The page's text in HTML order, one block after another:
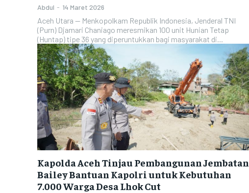
Abdul - 14 Maret 2026
Aceh Utara — Menkopolkam Republik Indonesia, Jenderal TNI
(Purn) Djamari Chaniago meresmikan 100 unit Hunian Tetap
(Huntap) tipe 36 yang diperuntukkan bagi masyarakat di...
Kapolda Aceh Tinjau Pembangunan Jembatan
Bailey Bantuan Kapolri untuk Kebutuhan
7.000 Warga Desa Lhok Cut